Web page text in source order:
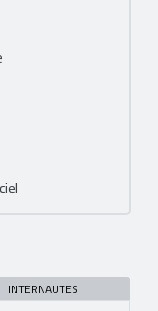
INTERNAUTES